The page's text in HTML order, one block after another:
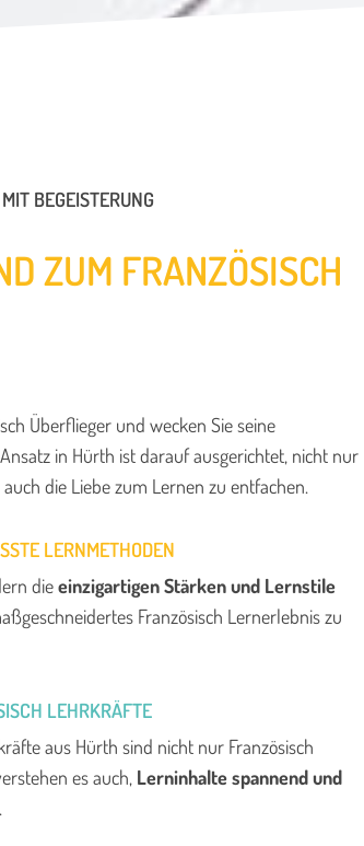
BEGEISTERUNG
ZUM FRANZÖSISCH
Überflieger und wecken Sie seine
in Hürth ist darauf ausgerichtet, nicht nur
die Liebe zum Lernen zu entfachen.
LERNMETHODEN
dieeinzigartigen Stärken und Lernstile
Französisch Lernerlebnis zu
LEHRKRÄFTE
aus Hürth sind nicht nur Französisch
es auch, Lerninhalte spannend und